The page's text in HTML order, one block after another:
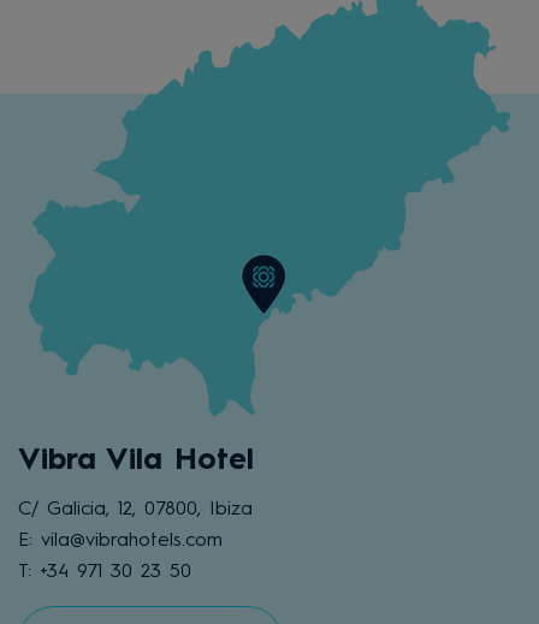
Vibra Vila Hotel
C/ Galicia, 12, 07800, Ibiza
E: vila@vibrahotels.com
T: +34 971 30 23 50